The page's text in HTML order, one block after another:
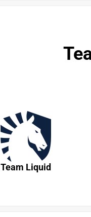
Team Liquid